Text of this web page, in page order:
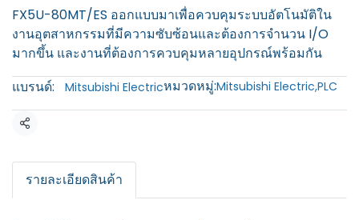
FX5U-80MT/ES ออกแบบมาเพื่อควบคุมระบบอัตโนมัติใน
งานอุตสาหกรรมที่มีความซับซ้อนและต้องการจำนวน I/O
มากขึ้น และงานที่ต้องการควบคุมหลายอุปกรณ์พร้อมกัน
แบรนด์:
Mitsubishi Electricหมวดหมู่:Mitsubishi Electric,PLC
แชร์
รายละเอียดสินค้า